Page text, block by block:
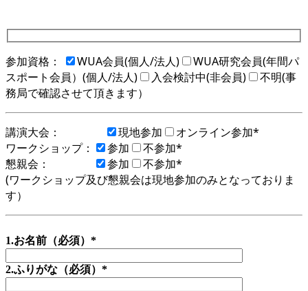
参加資格： WUA会員(個人/法人)
WUA研究会員(年間パ
スポート会員）(個人/法人)
入会検討中(非会員)
不明(事
務局で確認させて頂きます）
講演大会： 現地参加
オンライン参加*
ワークショップ：
参加
不参加*
懇親会：
参加
不参加*
(ワークショップ及び懇親会は現地参加のみとなっておりま
す）
1.お名前（必須）*
2.ふりがな（必須）*